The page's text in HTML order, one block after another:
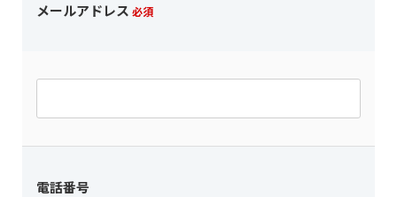
メールアドレス 必須
電話番号